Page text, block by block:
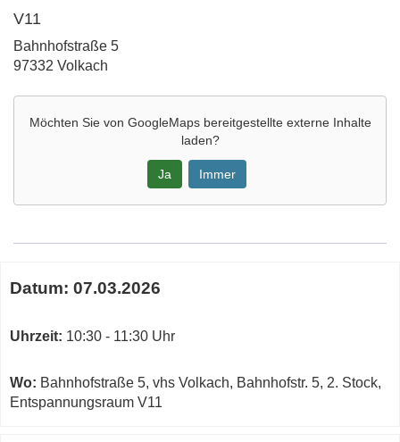
V11
Adresse:
Bahnhofstraße 5
97332 Volkach
Möchten Sie von GoogleMapsbereitgestellte externe Inhalte
laden?
Ja Immer
Maps
von
neuem
öffnen
zum
Kurs
Datum: 07.03.2026
Uhrzeit: 10:30 - 11:30 Uhr
Wo: Bahnhofstraße 5, vhs Volkach, Bahnhofstr. 5, 2. Stock,
Entspannungsraum V11